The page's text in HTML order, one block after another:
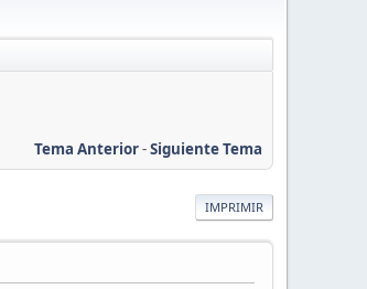
Tema Anterior-Siguiente Tema
IMPRIMIR